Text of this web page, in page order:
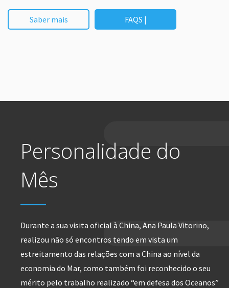
Saber mais FAQS |
Personalidade do
Mês
Durante a sua visita oficial à China, Ana Paula Vitorino,
realizou não só encontros tendo em vista um
estreitamento das relações com a China ao nível da
economia do Mar, como também foi reconhecido o seu
mérito pelo trabalho realizado “em defesa dos Oceanos”